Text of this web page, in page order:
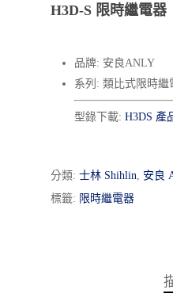
H3D-S 限時繼電器
品牌: 安良ANLY
系列: 類比式限時繼
型錄下載: H3DS 產
分類: 士林 Shihlin, 安良
標籤: 限時繼電器